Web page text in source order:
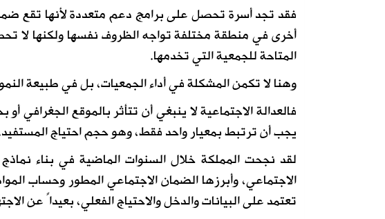
فقد تجد أسرة تحصل على برامج دعم متعددة لأنها تقع
أخرى في منطقة مختلفة تواجه الظروف نفسها ولكنها لا
المتاحة للجمعية التي تخدمها.
وهنا لا تكمن المشكلة في أداء الجمعيات، بل في طبيعة
فالعدالة الاجتماعية لا ينبغي أن تتأثر بالموقع
يجب أن ترتبط بمعيار واحد فقط، وهو حجم احتياج
لقد نجحت المملكة خلال السنوات الماضية في بناء
الاجتماعي، وأبرزها الضمان الاجتماعي المطور وحساب
تعتمد على البيانات والدخل والاحتياج الفعلي، بعيداً عن